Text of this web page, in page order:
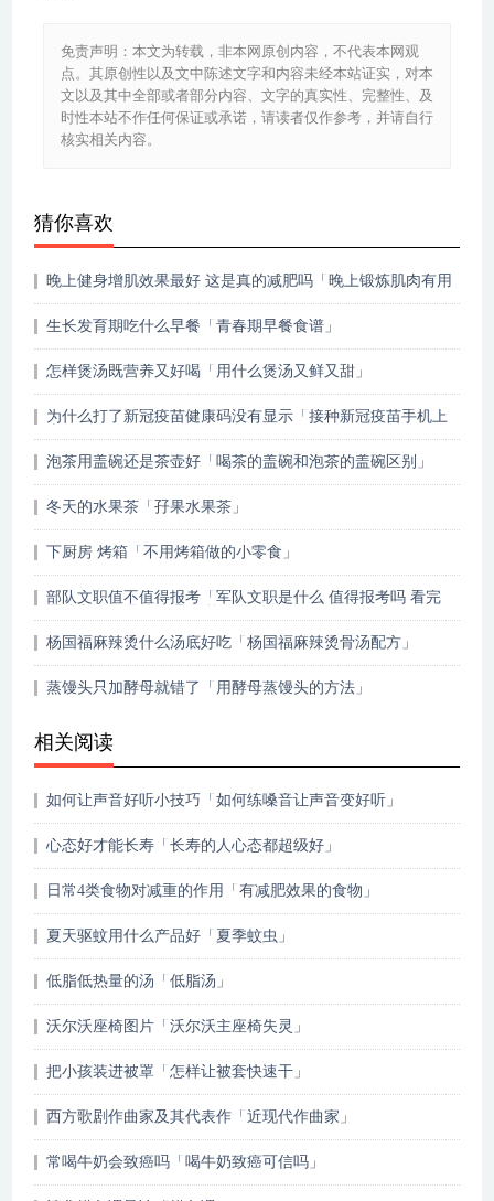
免责声明：本文为转载，非本网原创内容，不代表本网观
点。其原创性以及文中陈述文字和内容未经本站证实，对本
文以及其中全部或者部分内容、文字的真实性、完整性、及
时性本站不作任何保证或承诺，请读者仅作参考，并请自行
核实相关内容。
猜你喜欢
晚上健身增肌效果最好 这是真的减肥吗「晚上锻炼肌肉有用
生长发育期吃什么早餐「青春期早餐食谱」
怎样煲汤既营养又好喝「用什么煲汤又鲜又甜」
为什么打了新冠疫苗健康码没有显示「接种新冠疫苗手机上
泡茶用盖碗还是茶壶好「喝茶的盖碗和泡茶的盖碗区别」
冬天的水果茶「孖果水果茶」
下厨房 烤箱「不用烤箱做的小零食」
部队文职值不值得报考「军队文职是什么 值得报考吗 看完
杨国福麻辣烫什么汤底好吃「杨国福麻辣烫骨汤配方」
蒸馒头只加酵母就错了「用酵母蒸馒头的方法」
相关阅读
如何让声音好听小技巧「如何练嗓音让声音变好听」
心态好才能长寿「长寿的人心态都超级好」
日常4类食物对减重的作用「有减肥效果的食物」
夏天驱蚊用什么产品好「夏季蚊虫」
低脂低热量的汤「低脂汤」
沃尔沃座椅图片「沃尔沃主座椅失灵」
把小孩装进被罩「怎样让被套快速干」
西方歌剧作曲家及其代表作「近现代作曲家」
常喝牛奶会致癌吗「喝牛奶致癌可信吗」